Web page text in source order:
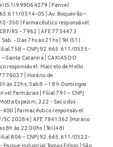
(51) 999064279 | Panvel
0514-05 | Av. Boqueirão –
350 | Farmacêutico responsável:
RS - 7962 | AFE 7734473
- Das 7hs às 21hs | Tel (51)
758 – CNPJ 92.665.611/0535-
Santa Catarina | CAXIAS DO
responsável: Marcelo de Mello
| Horário de
às 22hs, Sab 8 – 18 h Domingos
Farmácias | Filial 791 – CNPJ
Espezim, 222 - Saco dos
| Farmacêutico responsável:
SC 20284 | AFE 7841362 |Horário
8h às 22:00hs | Tel (48)
806 – CNPJ 92.665.611/0522-
Industrial Tomas Edson | São